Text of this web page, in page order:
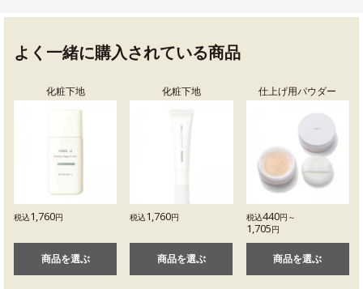
よく一緒に購入されている商品
化粧下地
税込1,760円
商品を選ぶ
化粧下地
税込1,760円
商品を選ぶ
仕上げ用パウダー
税込440円～
1,705円
商品を選ぶ